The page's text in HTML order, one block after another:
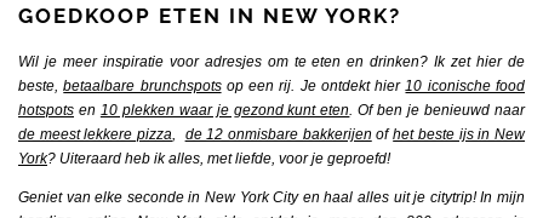
GOEDKOOP ETEN IN NEW YORK?
Wil je meer inspiratie voor adresjes om te eten en drinken? Ik zet hier de
beste,betaalbare brunchspotsop een rij. Je ontdekt hier 10 iconische food
hotspots en 10 plekken waar je gezond kunt eten . Of ben je benieuwd naar
de meest lekkere pizza
de 12 onmisbare bakkerijen ofhet beste ijs in New
York? Uiteraard heb ik alles, met liefde, voor je geproefd!
Geniet van elke seconde in New York City en haal alles uit je citytrip! In mijn